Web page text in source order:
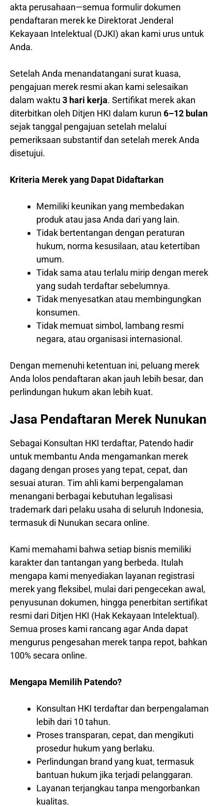
akta perusahaan—semua formulir dokumen
pendaftaran merek ke Direktorat Jenderal
Kekayaan Intelektual (DJKI) akan kami urus untuk
Anda.
Setelah Anda menandatangani surat kuasa,
pengajuan merek resmi akan kami selesaikan
dalam waktu 3 hari kerja. Sertifikat merek akan
diterbitkan oleh Ditjen HKI dalam kurun 6–12 bulan
sejak tanggal pengajuan setelah melalui
pemeriksaan substantif dan setelah merek Anda
disetujui.
Kriteria Merek yang Dapat Didaftarkan
Memiliki keunikan yang membedakan
produk atau jasa Anda dari yang lain.
Tidak bertentangan dengan peraturan
hukum, norma kesusilaan, atau ketertiban
umum.
Tidak sama atau terlalu mirip dengan merek
yang sudah terdaftar sebelumnya.
Tidak menyesatkan atau membingungkan
konsumen.
Tidak memuat simbol, lambang resmi
negara, atau organisasi internasional.
Dengan memenuhi ketentuan ini, peluang merek
Anda lolos pendaftaran akan jauh lebih besar, dan
perlindungan hukum akan lebih kuat.
Jasa Pendaftaran Merek Nunukan
Sebagai Konsultan HKI terdaftar, Patendo hadir
untuk membantu Anda mengamankan merek
dagang dengan proses yang tepat, cepat, dan
sesuai aturan. Tim ahli kami berpengalaman
menangani berbagai kebutuhan legalisasi
trademark dari pelaku usaha di seluruh Indonesia,
termasuk di Nunukan secara online.
Kami memahami bahwa setiap bisnis memiliki
karakter dan tantangan yang berbeda. Itulah
mengapa kami menyediakan layanan registrasi
merek yang fleksibel, mulai dari pengecekan awal,
penyusunan dokumen, hingga penerbitan sertifikat
resmi dari Ditjen HKI (Hak Kekayaan Intelektual).
Semua proses kami rancang agar Anda dapat
mengurus pengesahan merek tanpa repot, bahkan
100% secara online.
Mengapa Memilih Patendo?
Konsultan HKI terdaftar dan berpengalaman
lebih dari 10 tahun.
Proses transparan, cepat, dan mengikuti
prosedur hukum yang berlaku.
Perlindungan brand yang kuat, termasuk
bantuan hukum jika terjadi pelanggaran.
Layanan terjangkau tanpa mengorbankan
kualitas.